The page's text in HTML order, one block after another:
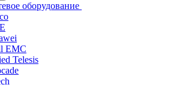
оборудование
EMC
Telesis